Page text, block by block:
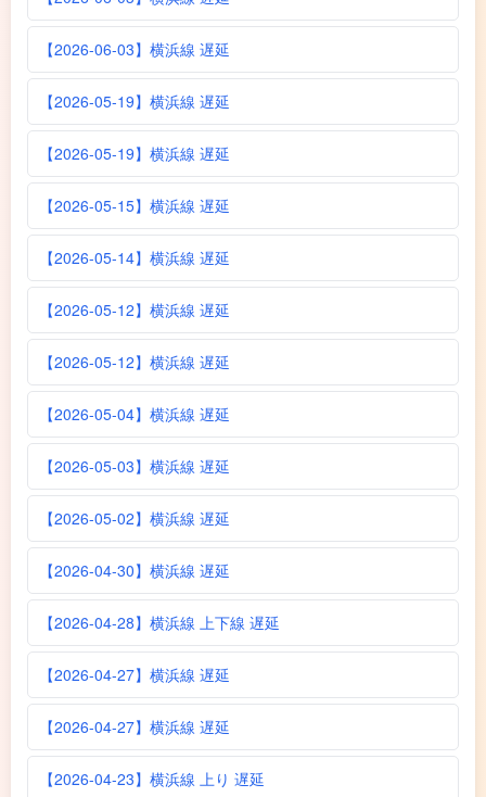
【2026-06-03】横浜線 遅延
【2026-05-19】横浜線 遅延
【2026-05-19】横浜線 遅延
【2026-05-15】横浜線 遅延
【2026-05-14】横浜線 遅延
【2026-05-12】横浜線 遅延
【2026-05-12】横浜線 遅延
【2026-05-04】横浜線 遅延
【2026-05-03】横浜線 遅延
【2026-05-02】横浜線 遅延
【2026-04-30】横浜線 遅延
【2026-04-28】横浜線 上下線 遅延
【2026-04-27】横浜線 遅延
【2026-04-27】横浜線 遅延
【2026-04-23】横浜線 上り 遅延